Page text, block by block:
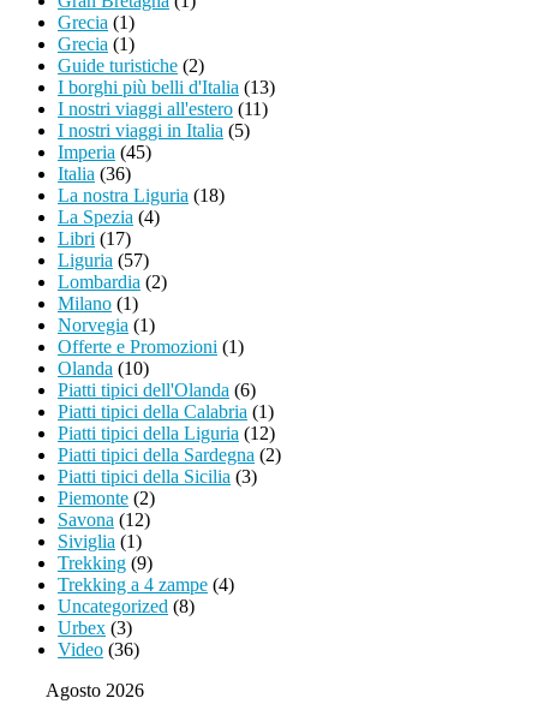
Grecia (1)
Grecia (1)
Guide turistiche (2)
I borghi più belli d'Italia (13)
I nostri viaggi all'estero (11)
I nostri viaggi in Italia (5)
Imperia (45)
Italia (36)
La nostra Liguria (18)
La Spezia (4)
Libri (17)
Liguria (57)
Lombardia (2)
Milano (1)
Norvegia (1)
Offerte e Promozioni (1)
Olanda (10)
Piatti tipici dell'Olanda (6)
Piatti tipici della Calabria (1)
Piatti tipici della Liguria (12)
Piatti tipici della Sardegna (2)
Piatti tipici della Sicilia (3)
Piemonte (2)
Savona (12)
Siviglia (1)
Trekking (9)
Trekking a 4 zampe (4)
Uncategorized (8)
Urbex (3)
Video (36)
Agosto 2026